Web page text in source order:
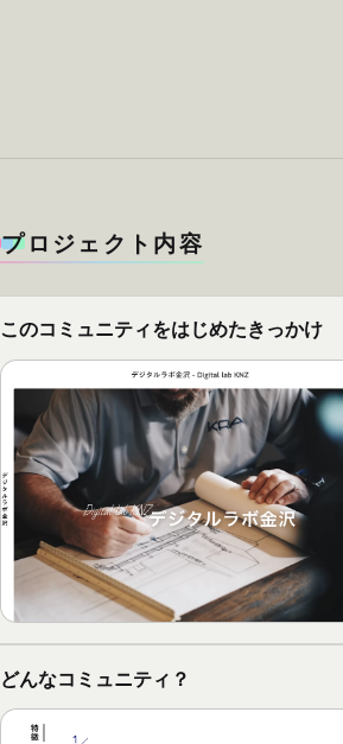
プロジェクト内容
このコミュニティをはじめたきっかけ
どんなコミュニティ？